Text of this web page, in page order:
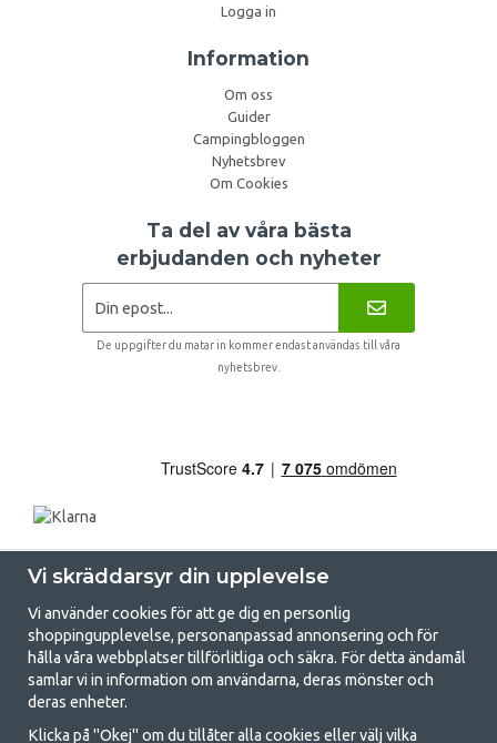
Logga in
Information
Om oss
Guider
Campingbloggen
Nyhetsbrev
Om Cookies
Ta del av våra bästa
erbjudanden och nyheter
De uppgifter du matar in kommer endast användas till våra
nyhetsbrev.
GetCamping.se - Din butik för camping
och uteliv
Vi skräddarsyr din upplevelse
Vi använder cookies för att ge dig en personlig
shoppingupplevelse, personanpassad annonsering och för
hålla våra webbplatser tillförlitliga och säkra. För detta ändamål
samlar vi in information om användarna, deras mönster och
deras enheter.
Klicka på "Okej" om du tillåter alla cookies eller välj vilka